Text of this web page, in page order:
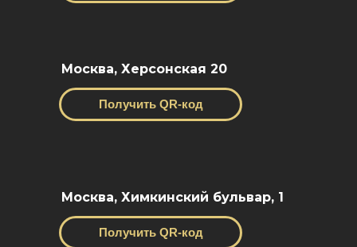
Москва, Херсонская 20
Получить QR-код
Москва, Химкинский бульвар, 1
Получить QR-код